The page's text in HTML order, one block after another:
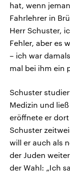
hat, wenn
Fahrlehrer in
Herr Schuster,
Fehler, aber es
– ich war
mal bei ihm ein
Schuster
Medizin und
eröffnete er
Schuster
will er auch als
der Juden
der Wahl: „Ich